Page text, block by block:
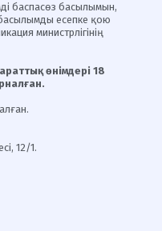
баспасөз басылымын,
басылымды есепке қою
министрлігінің
өнімдері 18
12/1.